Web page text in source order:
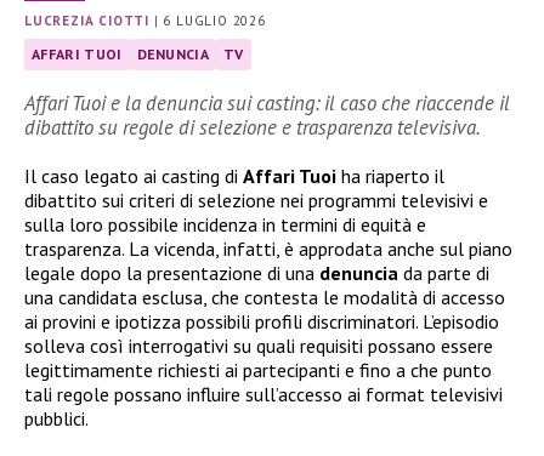
LUCREZIA CIOTTI | 6 LUGLIO 2026
AFFARI TUOI DENUNCIA TV
Affari Tuoi e la denuncia sui casting: il caso che riaccende il
dibattito su regole di selezione e trasparenza televisiva.
Il caso legato ai casting di Affari Tuoi ha riaperto il
dibattito sui criteri di selezione nei programmi televisivi e
sulla loro possibile incidenza in termini di equità e
trasparenza. La vicenda, infatti, è approdata anche sul piano
legale dopo la presentazione di una denuncia da parte di
una candidata esclusa, che contesta le modalità di accesso
ai provini e ipotizza possibili profili discriminatori. L’episodio
solleva così interrogativi su quali requisiti possano essere
legittimamente richiesti ai partecipanti e fino a che punto
tali regole possano influire sull’accesso ai format televisivi
pubblici.